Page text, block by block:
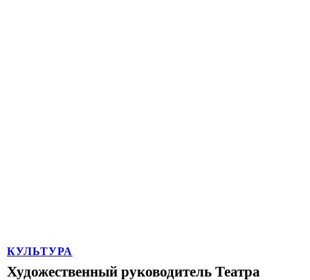
КУЛЬТУРА
Художественный руководитель Театра